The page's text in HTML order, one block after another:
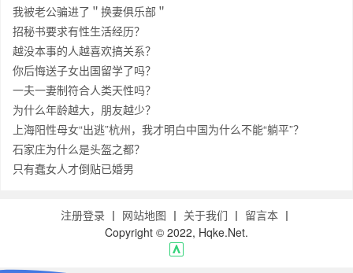
我被老公骗进了＂换妻俱乐部＂
招秘书要求有性生活经历？
越没本事的人越喜欢搞关系？
你后悔送子女出国留学了吗？
一夫一妻制符合人类天性吗？
为什么年龄越大，朋友越少？
上海阳性母女“出逃”杭州，我才明白中国为什么不能“躺平”？
石家庄为什么是头盔之都？
只有蠢女人才倒贴已婚男
注册登录 丨 网站地图 丨 关于我们 丨 留言本 丨
Copyright © 2022, Hqke.Net.